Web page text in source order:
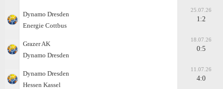
Dynamo Dresden
Energie Cottbus
25.07.26
1:2
Grazer AK
Dynamo Dresden
18.07.26
0:5
Dynamo Dresden
Hessen Kassel
11.07.26
4:0